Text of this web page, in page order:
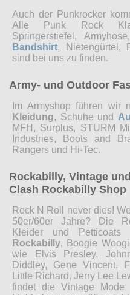
Auch der Punkrocker
Alle Punk Rock
Springerstiefel,
Bandshirt, Nietengürtel,
sind bei uns zu finden.
Army- und Outdoor
Im Armyshop führen wir
Kleidung, Schuhe und
MFH, Surplus, STURM
Industries, Boots and
Rangers und Hi-Tec.
Rockabilly, Vintage
Clash Rockabilly Shop
Rock N Roll never dies!
50er/60er Jahre? Die
Kleider und
Rockabilly, Boogie
wie Elvis Presley,
Diddley, Gene Vincent,
Little Richard, Jerry Lee
findet die Vintage